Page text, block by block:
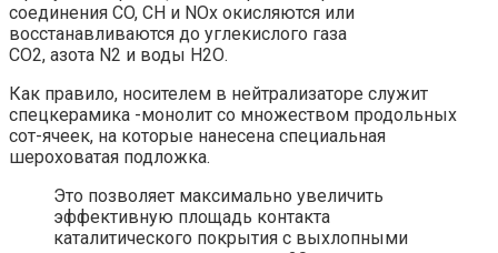
соединения CO, CH и NOx окисляются или
восстанавливаются до углекислого газа
СО2, азота N2 и воды Н2О.
Как правило, носителем в нейтрализаторе служит
спецкерамика -монолит со множеством продольных
сот-ячеек, на которые нанесена специальная
шероховатая подложка.
Это позволяет максимально увеличить
эффективную площадь контакта
каталитического покрытия с выхлопными